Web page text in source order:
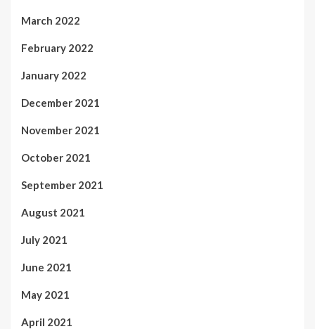
March 2022
February 2022
January 2022
December 2021
November 2021
October 2021
September 2021
August 2021
July 2021
June 2021
May 2021
April 2021